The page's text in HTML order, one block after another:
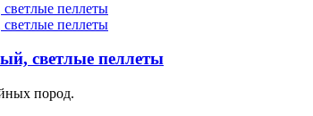
светлые пеллеты
пород.